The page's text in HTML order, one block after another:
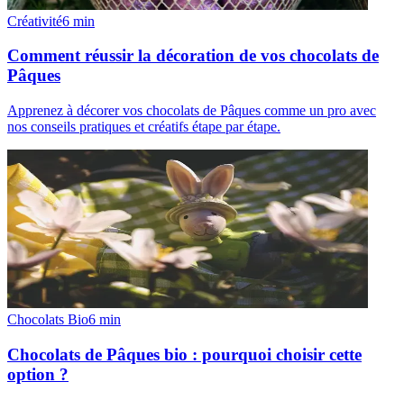
Créativité6 min
Comment réussir la décoration de vos chocolats de
Pâques
Apprenez à décorer vos chocolats de Pâques comme un pro avec
nos conseils pratiques et créatifs étape par étape.
Chocolats Bio6 min
Chocolats de Pâques bio : pourquoi choisir cette
option ?